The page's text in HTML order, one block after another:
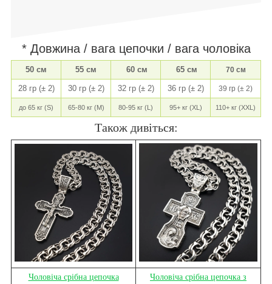
* Довжина / вага цепочки / вага чоловіка
50 см 55 см 60 см 65 см 70 см
28 гр (± 2) 30 гр (± 2) 32 гр (± 2) 36 гр (± 2) 39 гр (± 2)
до 65 кг (S) 65-80 кг (M) 80-95 кг (L) 95+ кг (XL) 110+ кг (XXL)
Також дивіться:
Чоловіча срібна цепочка
Чоловіча срібна цепочка з